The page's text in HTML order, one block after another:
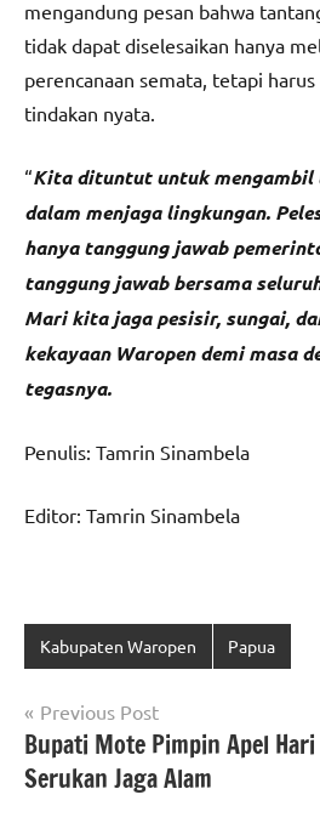
mengandung pesan bahwa
tidak dapat diselesaikan hanya
perencanaan semata, tetapi
tindakan nyata.
“Kita dituntut untuk mengambil
dalam menjaga lingkungan.
hanya tanggung jawab
tanggung jawab bersama
Mari kita jaga pesisir, sungai,
kekayaan Waropen demi masa
tegasnya.
Penulis: Tamrin Sinambela
Editor: Tamrin Sinambela
Kabupaten Waropen Papua
Navigasi
pos
Previous Post
Bupati Mote Pimpin Apel
Serukan Jaga Alam